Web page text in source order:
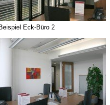
Beispiel Eck-Büro 2